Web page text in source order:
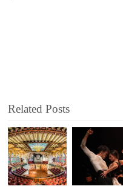
Related Posts